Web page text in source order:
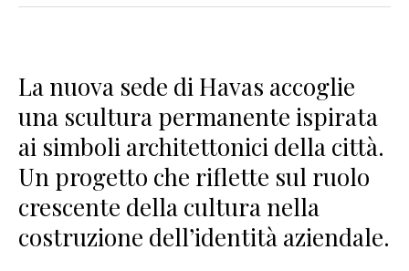
La nuova sede di Havas accoglie
una scultura permanente ispirata
ai simboli architettonici della città.
Un progetto che riflette sul ruolo
crescente della cultura nella
costruzione dell’identità aziendale.